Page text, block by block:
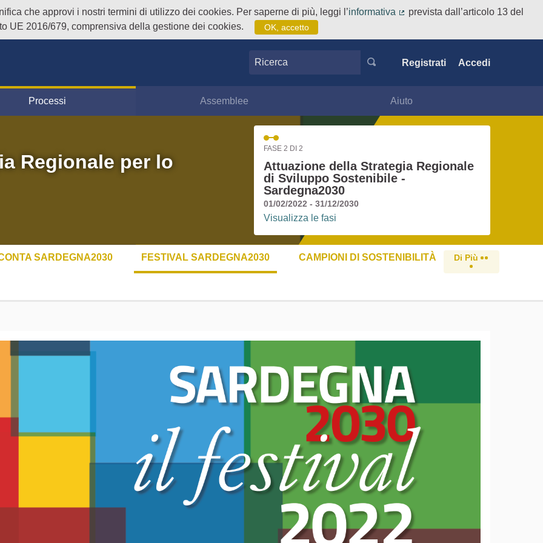
che approvi i nostri termini di utilizzo dei cookies. Per saperne di più, leggi l’informativa
prevista dall’articolo 13 del
UE 2016/679, comprensiva della gestione dei cookies.
OK, accetto
Ricerca Registrati Accedi
Processi Assemblee Aiuto
Regionale per lo
FASE 2 DI 2
Attuazione della Strategia Regionale
di Sviluppo Sostenibile -
Sardegna2030
01/02/2022 - 31/12/2030
Visualizza le fasi
SARDEGNA2030 FESTIVAL SARDEGNA2030 CAMPIONI DI SOSTENIBILITÀ Di Più